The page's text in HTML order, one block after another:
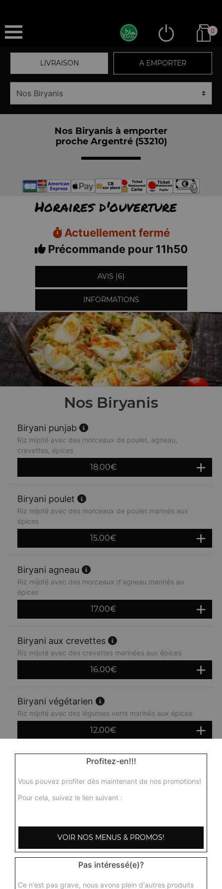
0
LIVRAISON A EMPORTER
Nos Biryanis à emporter
proche Argentré (53210)
Horaires d'ouverture
Actuellement fermé
Précommande pour 11h50
AVIS (6)
INFORMATIONS
Nos Biryanis
Biryani punjab
Riz mijoté avec des morceaux de poulet, agneau,
crevettes, épices
18.00€
Biryani poulet
Riz mijoté avec des morceaux de poulet marinés aux
épices
15.00€
Biryani agneau
Riz mijoté avec des morceaux d'agneau marinés au
épices
17.00€
Biryani aux crevettes
Riz mijoté avec des crevettes marinées aux épices
16.00€
Biryani végétarien
Riz mijoté avec des légumes verts marinés aux épices
12.00€
Profitez-en!!!
Vous pouvez profiter dès maintenant de nos promotions!
Pour cela, suivez le lien suivant :
VOIR NOS MENUS & PROMOS!
Pas intéressé(e)?
Ce n'est pas grave, nous avons plein d'autres produits